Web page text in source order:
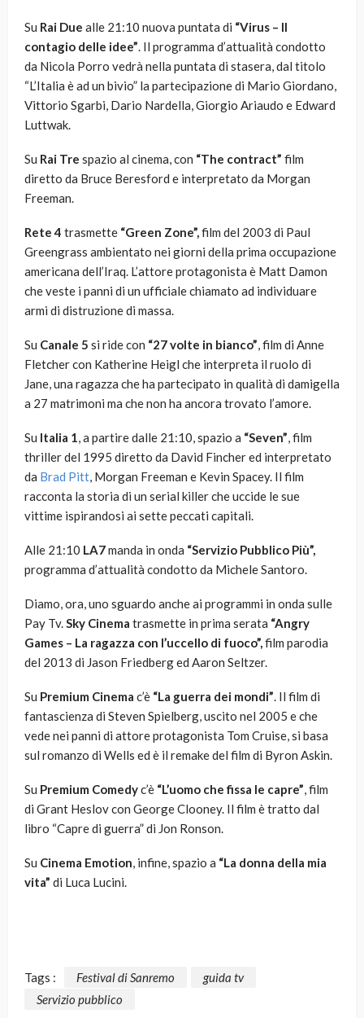
Su Rai Due alle 21:10 nuova puntata di “Virus – Il
contagio delle idee”. Il programma d’attualità condotto
da Nicola Porro vedrà nella puntata di stasera, dal titolo
“L’Italia è ad un bivio” la partecipazione di Mario Giordano,
Vittorio Sgarbi, Dario Nardella, Giorgio Ariaudo e Edward
Luttwak.
Su Rai Tre spazio al cinema, con “The contract” film
diretto da Bruce Beresford e interpretato da Morgan
Freeman.
Rete 4 trasmette “Green Zone”,film del 2003 di Paul
Greengrass ambientato nei giorni della prima occupazione
americana dell’Iraq. L’attore protagonista è Matt Damon
che veste i panni di un ufficiale chiamato ad individuare
armi di distruzione di massa.
Su Canale 5 si ride con “27 volte in bianco”, film di Anne
Fletcher con Katherine Heigl che interpreta il ruolo di
Jane, una ragazza che ha partecipato in qualità di damigella
a 27 matrimoni ma che non ha ancora trovato l’amore.
Su Italia 1, a partire dalle 21:10, spazio a “Seven”, film
thriller del 1995 diretto da David Fincher ed interpretato
da Brad Pitt, Morgan Freeman e Kevin Spacey. Il film
racconta la storia di un serial killer che uccide le sue
vittime ispirandosi ai sette peccati capitali.
Alle 21:10 LA7manda in onda “Servizio Pubblico Più”,
programma d’attualità condotto da Michele Santoro.
Diamo, ora, uno sguardo anche ai programmi in onda sulle
Pay Tv.Sky Cinema trasmette in prima serata “Angry
Games – La ragazza con l’uccello di fuoco”,film parodia
del 2013 di Jason Friedberg ed Aaron Seltzer.
Su Premium Cinema c’è “La guerra dei mondi”. Il film di
fantascienza di Steven Spielberg, uscito nel 2005 e che
vede nei panni di attore protagonista Tom Cruise, si basa
sul romanzo di Wells ed è il remake del film di Byron Askin.
Su Premium Comedyc’è “L’uomo che fissa le capre”, film
di Grant Heslov con George Clooney. Il film è tratto dal
libro “Capre di guerra” di Jon Ronson.
Su Cinema Emotion, infine, spazio a “La donna della mia
vita” di Luca Lucini.
Tags : Festival di Sanremo
guida tv
Servizio pubblico